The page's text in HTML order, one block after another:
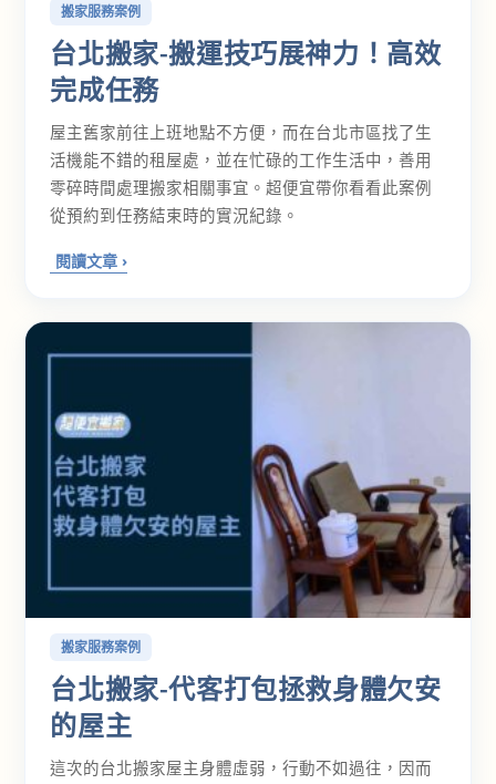
台北搬家-搬運技巧展神力！高效
完成任務
搬家服務案例
屋主舊家前往上班地點不方便，而在台北市區找了生
活機能不錯的租屋處，並在忙碌的工作生活中，善用
零碎時間處理搬家相關事宜。超便宜帶你看看此案例
從預約到任務結束時的實況紀錄。
台北搬家-代客打包拯救身體欠安
的屋主
搬家服務案例
這次的台北搬家屋主身體虛弱，行動不如過往，因而